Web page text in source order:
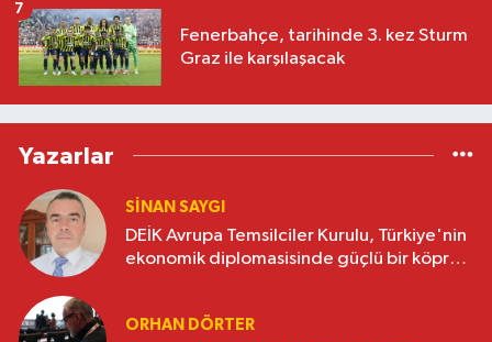
Fenerbahçe, tarihinde 3. kez Sturm
Graz ile karşılaşacak
7
Yazarlar
SINAN SAYGI
DEİK Avrupa Temsilciler Kurulu, Türkiye'nin
ekonomik diplomasisinde güçlü bir köprü
ORHAN DÖRTER